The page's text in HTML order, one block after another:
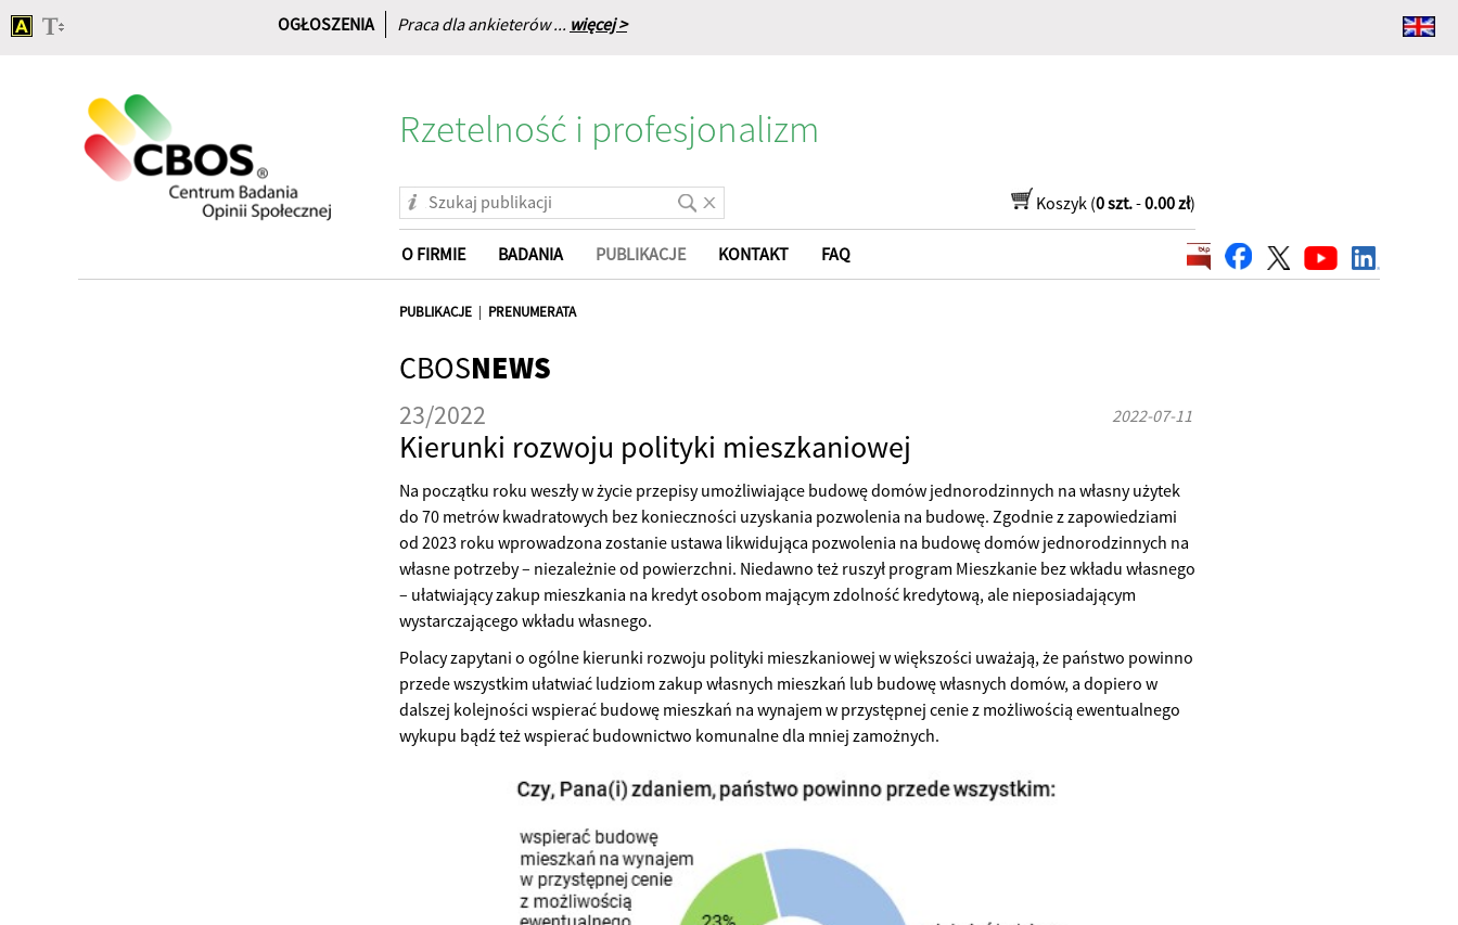
OGŁOSZENIA Praca dla ankieterów ... więcej >
główna
Rzetelność i profesjonalizm
Koszyk (0 szt.-0.00 zł)
O FIRMIE BADANIA PUBLIKACJE KONTAKT FAQ
PUBLIKACJE | PRENUMERATA
CBOSNEWS
23/2022 2022-07-11
Kierunki rozwoju polityki mieszkaniowej
Na początku roku weszły w życie przepisy umożliwiające budowę domów jednorodzinnych na własny użytek
do 70 metrów kwadratowych bez konieczności uzyskania pozwolenia na budowę. Zgodnie z zapowiedziami
od 2023 roku wprowadzona zostanie ustawa likwidująca pozwolenia na budowę domów jednorodzinnych na
własne potrzeby – niezależnie od powierzchni. Niedawno też ruszył program Mieszkanie bez wkładu własnego
– ułatwiający zakup mieszkania na kredyt osobom mającym zdolność kredytową, ale nieposiadającym
wystarczającego wkładu własnego.
Polacy zapytani o ogólne kierunki rozwoju polityki mieszkaniowej w większości uważają, że państwo powinno
przede wszystkim ułatwiać ludziom zakup własnych mieszkań lub budowę własnych domów, a dopiero w
dalszej kolejności wspierać budowę mieszkań na wynajem w przystępnej cenie z możliwością ewentualnego
wykupu bądź też wspierać budownictwo komunalne dla mniej zamożnych.